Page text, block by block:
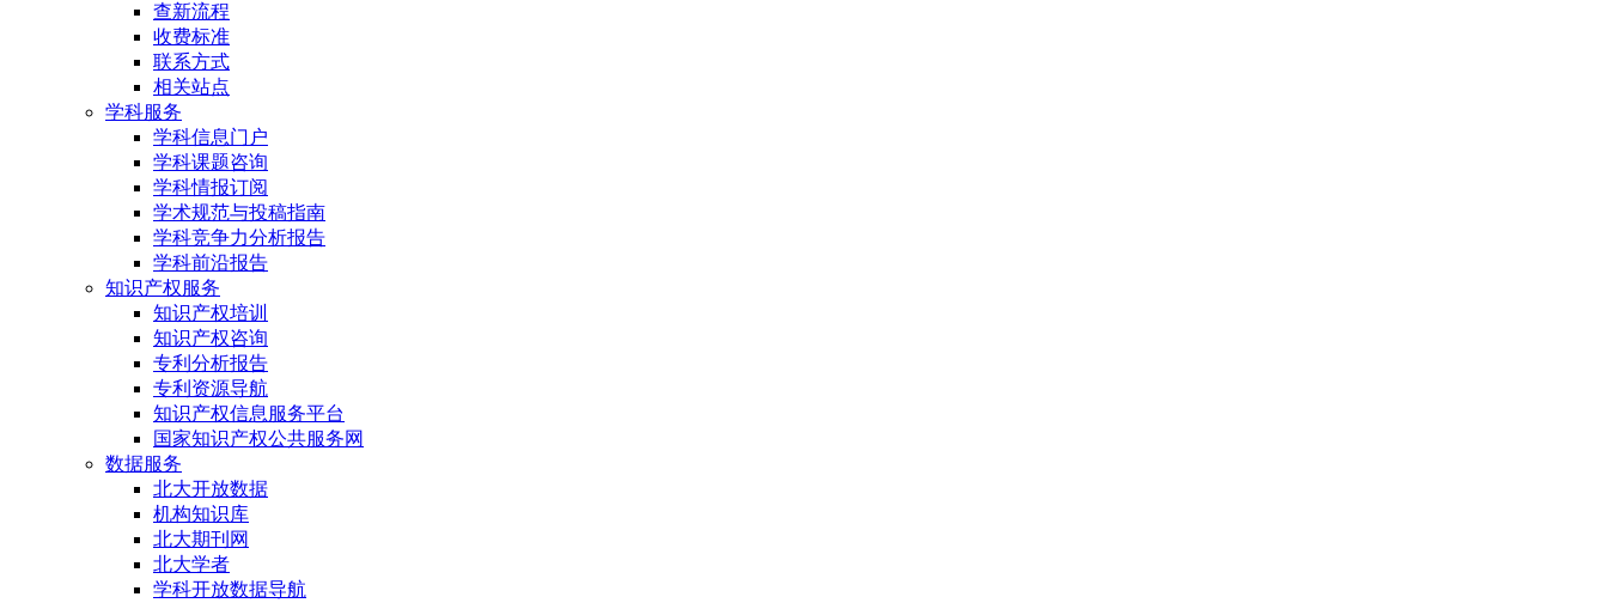
查新流程
收费标准
联系方式
相关站点
学科服务
学科信息门户
学科课题咨询
学科情报订阅
学术规范与投稿指南
学科竞争力分析报告
学科前沿报告
知识产权服务
知识产权培训
知识产权咨询
专利分析报告
专利资源导航
知识产权信息服务平台
国家知识产权公共服务网
数据服务
北大开放数据
机构知识库
北大期刊网
北大学者
学科开放数据导航